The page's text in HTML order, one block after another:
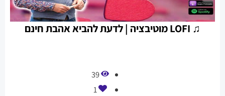
♫ LOFI מוטיבציה | לדעת להביא אהבת חינם
39
1